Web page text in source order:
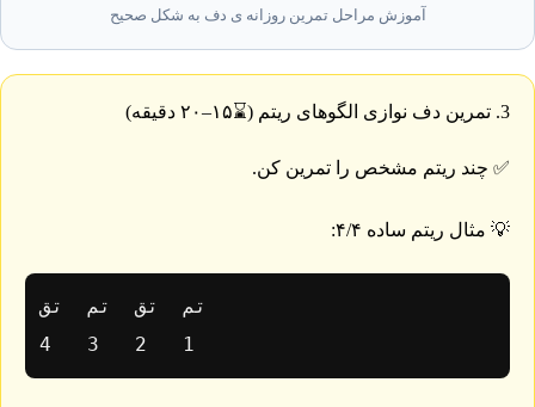
آموزش مراحل تمرین روزانه ی دف به شکل صحیح
3. تمرین دف نوازی الگوهای ریتم (⌛۱۵–۲۰ دقیقه)
✅ چند ریتم مشخص را تمرین کن.
💡 مثال ریتم ساده ۴/۴:
1   2   3   4